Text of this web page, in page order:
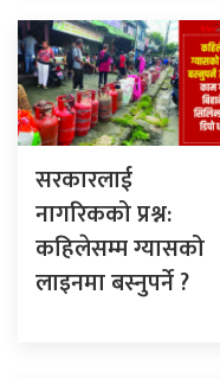
सरकारलाई
नागरिकको प्रश्न:
कहिलेसम्म ग्यासको
लाइनमा बस्नुपर्ने ?